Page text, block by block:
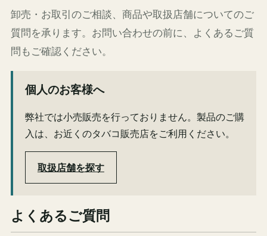
卸売・お取引のご相談、商品や取扱店舗についてのご
質問を承ります。お問い合わせの前に、よくあるご質
問もご確認ください。
個人のお客様へ
弊社では小売販売を行っておりません。製品のご購
入は、お近くのタバコ販売店をご利用ください。
取扱店舗を探す
よくあるご質問